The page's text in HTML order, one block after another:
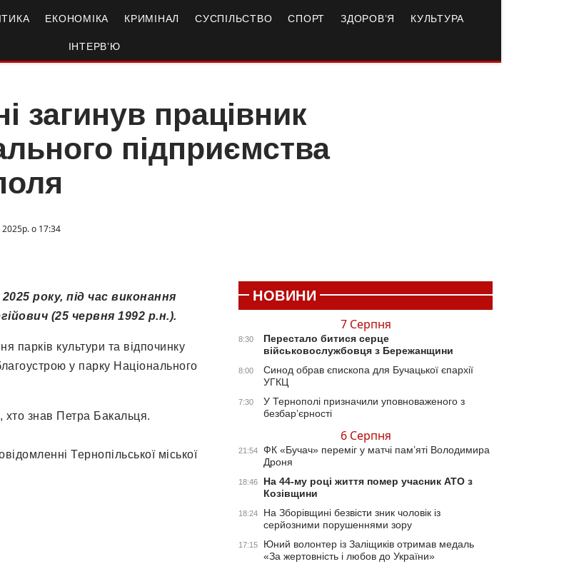
ЕКОНОМІКА КРИМІНАЛ СУСПІЛЬСТВО СПОРТ ЗДОРОВ’Я КУЛЬТУРА
ІНТЕРВ’Ю
загинув працівник
підприємства
о 17:34
року, під час виконання
(25 червня 1992 р.н.).
парків культури та відпочинку
у парку Національного
хто знав Петра Бакальця.
Тернопільської міської
НОВИНИ
7 Серпня
8:30
Перестало битися серце
військовослужбовця з Бережанщини
8:00
Синод обрав єпископа для Бучацької єпархії
УГКЦ
7:30
У Тернополі призначили уповноваженого з
безбар’єрності
6 Серпня
21:54
ФК «Бучач» переміг у матчі пам’яті Володимира
Дроня
18:46
На 44-му році життя помер учасник АТО з
Козівщини
18:24
На Зборівщині безвісти зник чоловік із
серйозними порушеннями зору
17:15
Юний волонтер із Заліщиків отримав медаль
«За жертовність і любов до України»